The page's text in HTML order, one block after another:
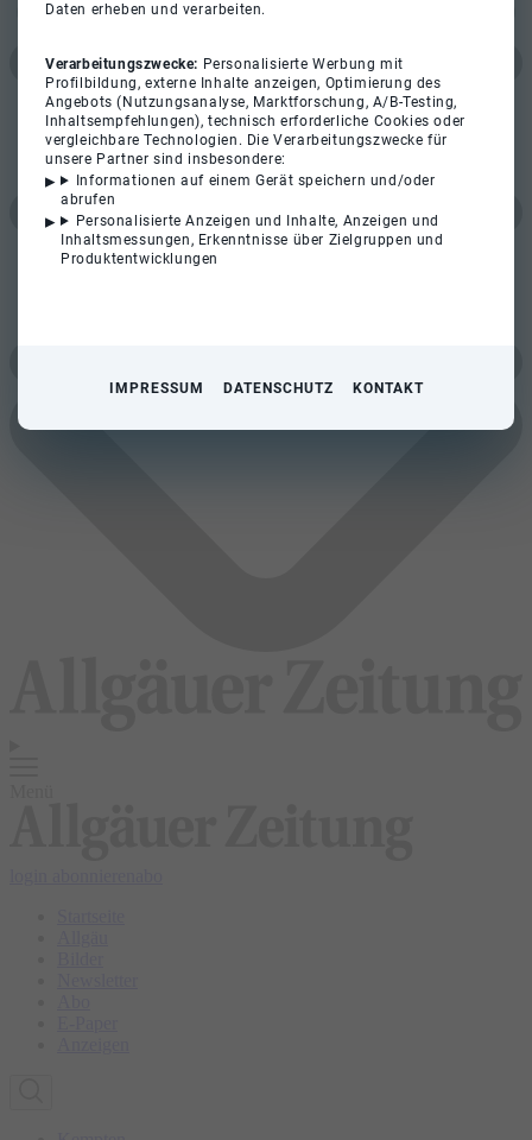
Daten erheben und verarbeiten.
Verarbeitungszwecke: Personalisierte Werbung mit
Profilbildung, externe Inhalte anzeigen, Optimierung des
Angebots (Nutzungsanalyse, Marktforschung, A/B-Testing,
Inhaltsempfehlungen), technisch erforderliche Cookies oder
vergleichbare Technologien. Die Verarbeitungszwecke für
unsere Partner sind insbesondere:
Informationen auf einem Gerät speichern und/oder
abrufen
Personalisierte Anzeigen und Inhalte, Anzeigen und
Inhaltsmessungen, Erkenntnisse über Zielgruppen und
Produktentwicklungen
IMPRESSUM DATENSCHUTZ KONTAKT